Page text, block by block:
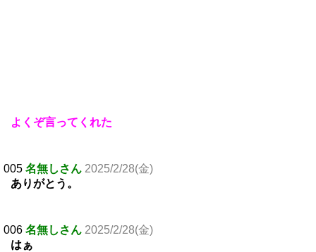
よくぞ言ってくれた
005 名無しさん 2025/2/28(金)
ありがとう。
006 名無しさん 2025/2/28(金)
はぁ